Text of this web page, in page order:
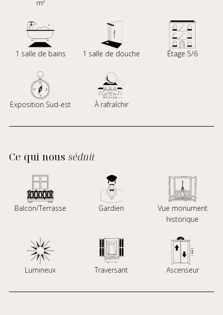
m²
1 salle de bains 1 salle de douche Étage 5/6
Exposition Sud-est À rafraîchir
Ce qui nous séduit
Balcon/Terrasse Gardien
Vue monument
historique
Lumineux Traversant Ascenseur